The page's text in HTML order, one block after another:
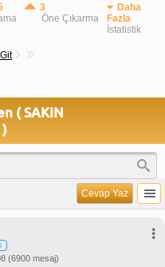
3
Öne Çıkarma
Daha
Fazla
İstatistik
( SAKIN
Cevap Yaz
(6900 mesaj)